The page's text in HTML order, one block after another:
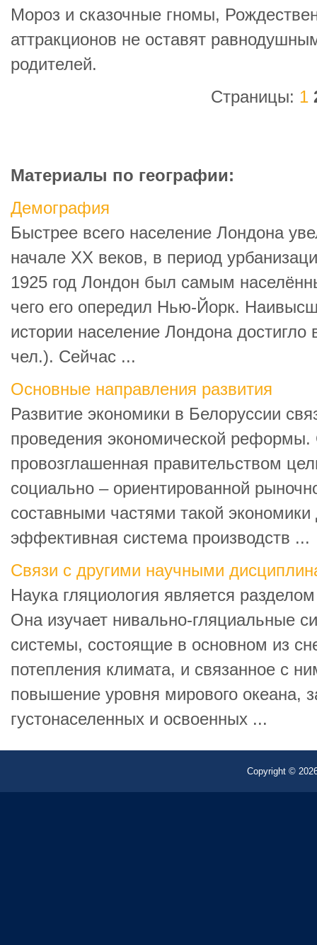
Мороз и сказочные гномы,
аттракционов не оставят
родителей.
Страницы: 1
Материалы по географии:
Демография
Быстрее всего население Лондона
начале XX веков, в период
1925 год Лондон был самым
чего его опередил Нью-Йорк.
истории население Лондона достигло
чел.). Сейчас ...
Основные направления развития
Развитие экономики в Белоруссии
проведения экономической
провозглашенная правительством
социально – ориентированной
составными частями такой
эффективная система производств ...
Связи с другими научными
Наука гляциология является
Она изучает нивально-гляциальные
системы, состоящие в основном из
потепления климата, и связанное с
повышение уровня мирового океана,
густонаселенных и освоенных ...
Copyright ©